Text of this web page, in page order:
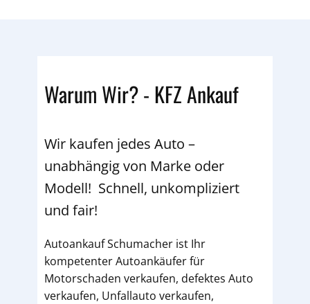
Warum Wir? - KFZ Ankauf
Wir kaufen jedes Auto –
unabhängig von Marke oder
Modell! Schnell, unkompliziert
und fair!
Autoankauf Schumacher ist Ihr
kompetenter Autoankäufer für
Motorschaden verkaufen, defektes Auto
verkaufen, Unfallauto verkaufen,